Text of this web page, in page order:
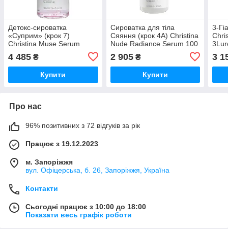
Детокс-сироватка
«Суприм» (крок 7)
Christina Muse Serum
4 485 ₴
Купити
Сироватка для тіла
Сяяння (крок 4A) Christina
Nude Radiance Serum 100
2 905₴
Купити
3-
3
Про нас
96% позитивних з 72 відгуків за рік
Працює з 19.12.2023
м. Запоріжжя
вул. Офіцерська, б. 26, Запоріжжя, Україна
Контакти
Сьогодні працює з 10:00 до 18:00
Показати весь графік роботи